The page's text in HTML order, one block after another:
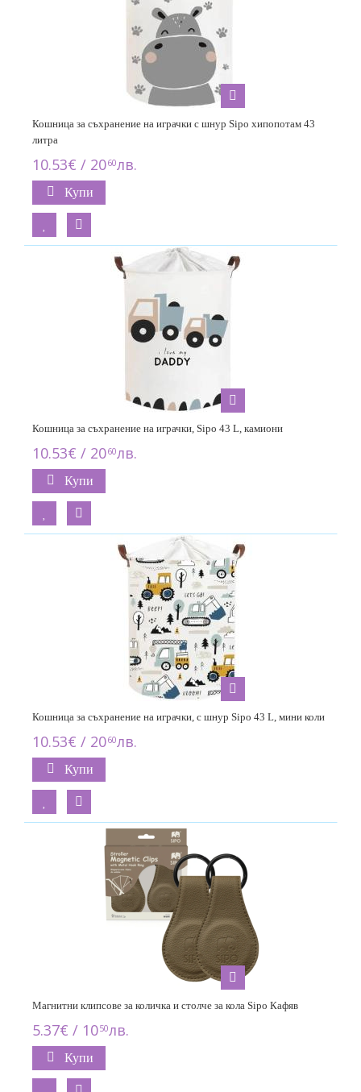
Кошница за съхранение на играчки с шнур Sipo хипопотам 43
литра
10.53€ / 2060лв.
Купи
Кошница за съхранение на играчки, Sipo 43 L, камиони
10.53€ / 2060лв.
Купи
Кошница за съхранение на играчки, с шнур Sipo 43 L, мини коли
10.53€ / 2060лв.
Купи
Магнитни клипсове за количка и столче за кола Sipo Кафяв
5.37€ / 1050лв.
Купи